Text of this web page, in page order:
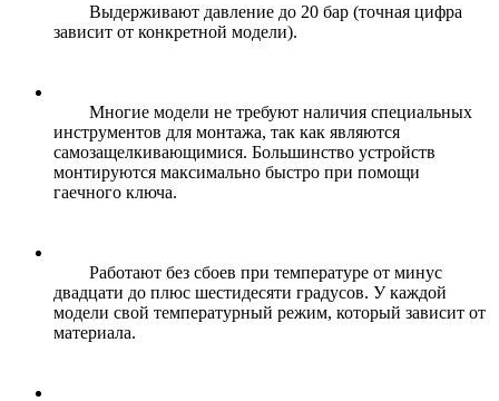
Выдерживают давление до 20 бар (точная цифра
зависит от конкретной модели).
Многие модели не требуют наличия специальных
инструментов для монтажа, так как являются
самозащелкивающимися. Большинство устройств
монтируются максимально быстро при помощи
гаечного ключа.
Работают без сбоев при температуре от минус
двадцати до плюс шестидесяти градусов. У каждой
модели свой температурный режим, который зависит от
материала.